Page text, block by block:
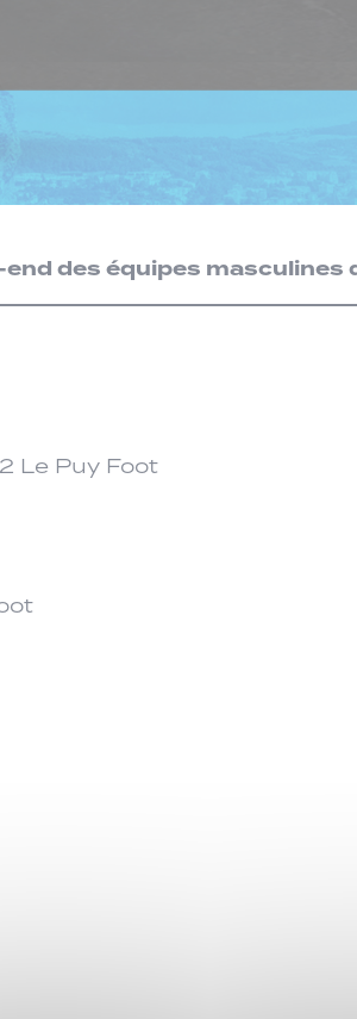
des équipes masculines
Le Puy Foot